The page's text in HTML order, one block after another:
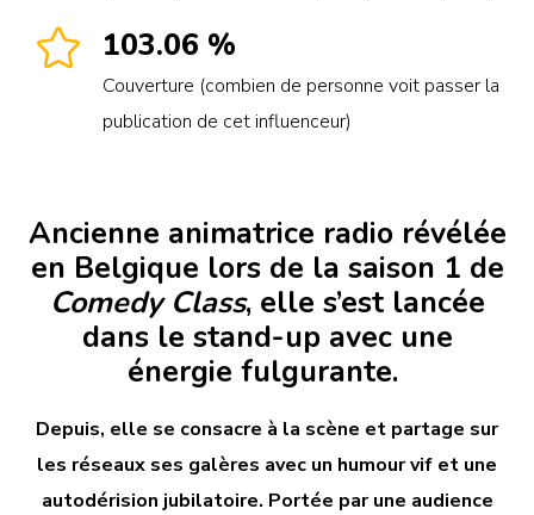
103.06 %
Couverture (combien de personne voit passer la
publication de cet influenceur)
Ancienne animatrice radio révélée
en Belgique lors de la saison 1 de
Comedy Class, elle s’est lancée
dans le stand-up avec une
énergie fulgurante.
Depuis, elle se consacre à la scène et partage sur
les réseaux ses galères avec un humour vif et une
autodérision jubilatoire. Portée par une audience